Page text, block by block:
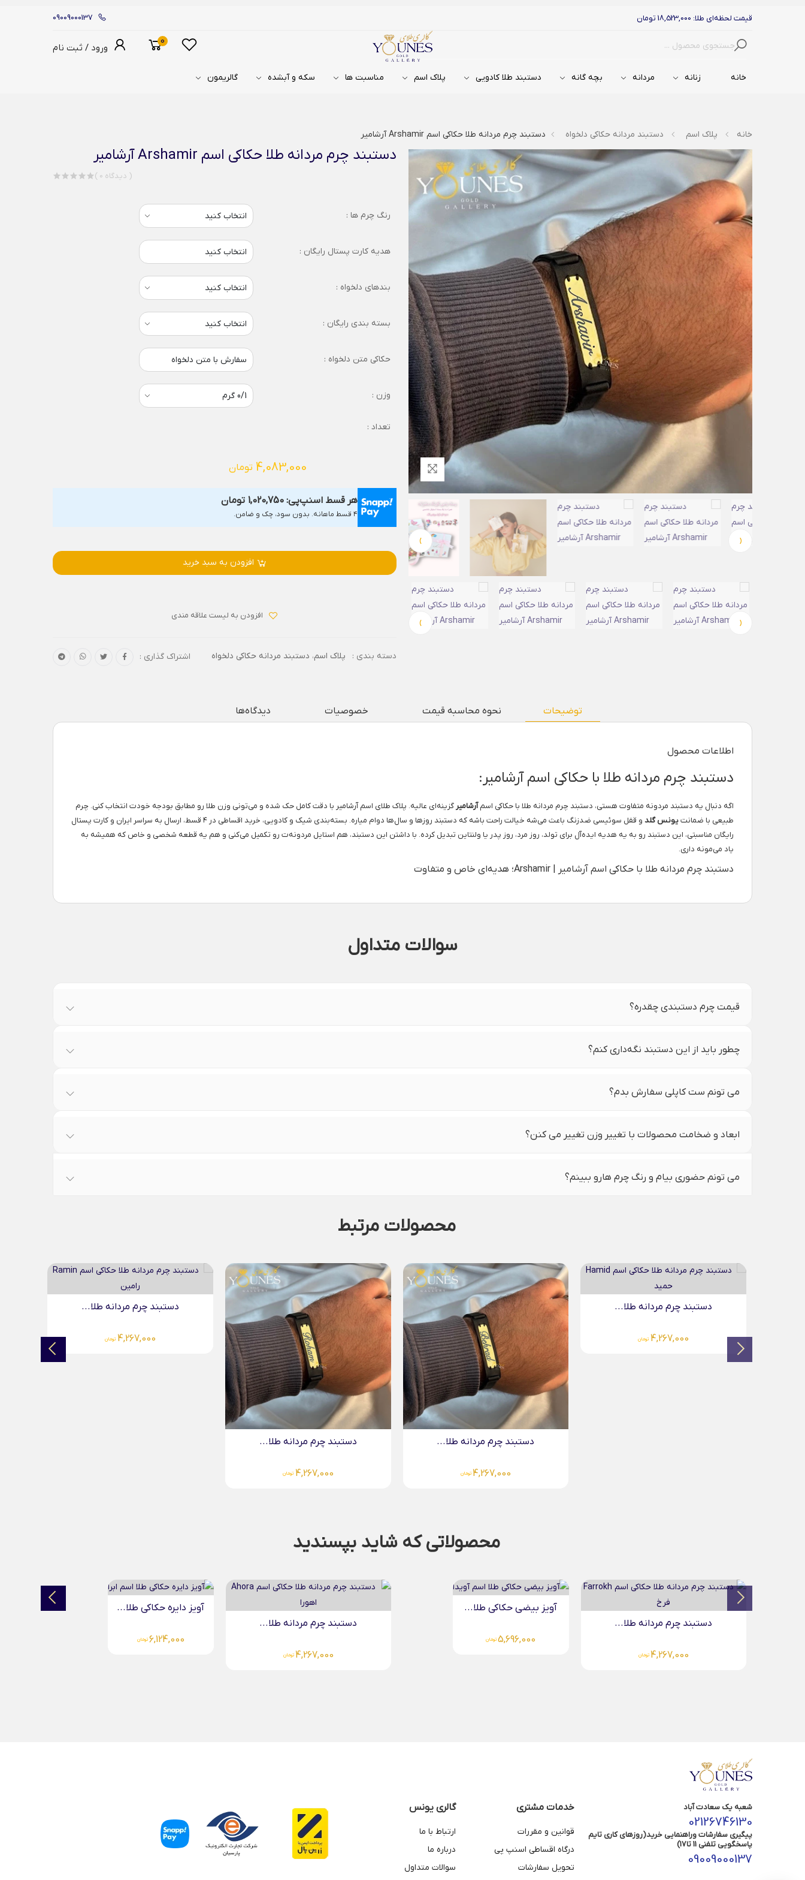
قیمت لحظه‌ای طلا: 18,523,000 تومان 09009000137
جستجو
ورود / ثبت نام
0
خانه زنانه مردانه بچه گانه دستبند طلا کادویی پلاک اسم مناسبت ها سکه و آبشده گالریمون
خانه پلاک اسم دستبند مردانه حکاکی دلخواه دستبند چرم مردانه طلا حکاکی اسم Arshamir آرشامیر
‹
›
‹
›
دستبند چرم مردانه طلا حکاکی اسم Arshamir آرشامیر
( 0 دیدگاه )
رنگ چرم ها :
هدیه کارت پستال رایگان : انتخاب کنید
بندهای دلخواه :
بسته بندی رایگان :
حکاکی متن دلخواه : سفارش با متن دلخواه
وزن :
تعداد :
4,083,000 تومان
هر قسط اسنپ‌پی: 1,020,750 تومان
۴ قسط ماهانه. بدون سود، چک و ضامن.
افزودن به سبد خرید
افزودن به لیست علاقه مندی
دسته بندی : پلاک اسم، دستبند مردانه حکاکی دلخواه اشتراک گذاری :
توضیحات نحوه محاسبه قیمت خصوصیات دیدگاه‌ها
اطلاعات محصول
دستبند چرم مردانه طلا با حکاکی اسم آرشامیر:
اگه دنبال یه دستبند مردونه متفاوت هستی، دستبند چرم مردانه طلا با حکاکی اسمآرشامیر گزینه‌ای عالیه. پلاک طلای اسم آرشامیر با دقت کامل حک شده و می‌تونی وزن طلا رو مطابق بودجه خودت انتخاب کنی. چرم
طبیعی با ضمانتیونس گلد
و قفل سوئیسی ضدزنگ باعث می‌شه خیالت راحت باشه که دستبند روزها و سال‌ها دوام میاره. بسته‌بندی شیک و کادویی، خرید اقساطی در ۴ قسط، ارسال به سراسر ایران و کارت پستال
رایگان مناسبتی، این دستبند رو به یه هدیه ایده‌آل برای تولد، روز مرد، روز پدر یا ولنتاین تبدیل کرده. با داشتن این دستبند، هم استایل مردونه‌ت رو تکمیل می‌کنی و هم یه قطعه شخصی و خاص که همیشه به
یاد می‌مونه داری.
دستبند چرم مردانه طلا با حکاکی اسم آرشامیر | Arshamir؛ هدیه‌ای خاص و متفاوت
سوالات متداول
قیمت چرم دستبندی چقدره؟
چطور باید از این دستبند نگه‌داری کنم؟
می تونم ست کاپلی سفارش بدم؟
ابعاد و ضخامت محصولات با تغییر وزن تغییر می کنن؟
می تونم حضوری بیام و رنگ چرم هارو ببینم؟
محصولات مرتبط
دستبند چرم مردانه طلا...
4,267,000 تومان
دستبند چرم مردانه طلا...
4,267,000 تومان
دستبند چرم مردانه طلا...
4,267,000 تومان
محصولاتی که شاید بپسندید
آویز بیضی حکاکی طلا... آویز دایره حکاکی طلا...
شعبه یک سعادت آباد
02126746130
پیگیری سفارشات وراهنمایی خرید(روزهای کاری تایم
پاسخگویی تلفنی 11 تا17)
09009000137
خدمات مشتری
قوانین و مقررات
درگاه اقساطی اسنپ پی
تحویل سفارشات
گالری یونس
ارتباط با ما
درباره ما
سوالات متداول